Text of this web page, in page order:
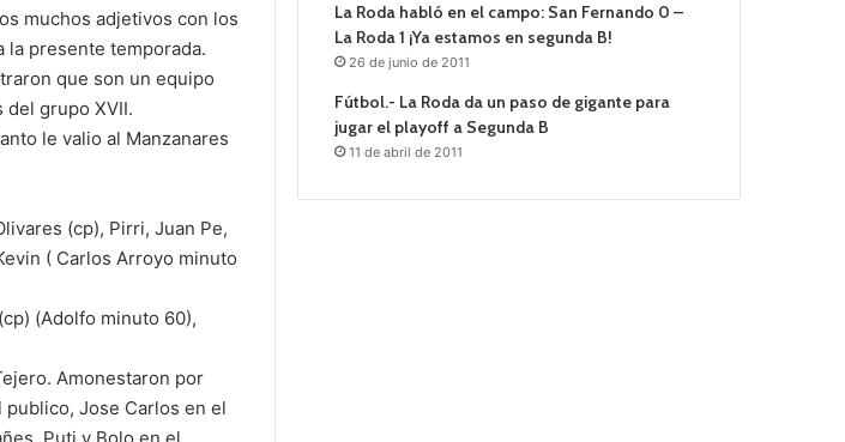
muchos adjetivos con los
la presente temporada.
que son un equipo
grupo XVII.
le valio al Manzanares
(cp), Pirri, Juan Pe,
( Carlos Arroyo minuto
(Adolfo minuto 60),
Amonestaron por
Jose Carlos en el
La Roda habló en el campo: San Fernando 0 –
La Roda 1 ¡Ya estamos en segunda B!
26 de junio de 2011
Fútbol.- La Roda da un paso de gigante para
jugar el playoff a Segunda B
11 de abril de 2011